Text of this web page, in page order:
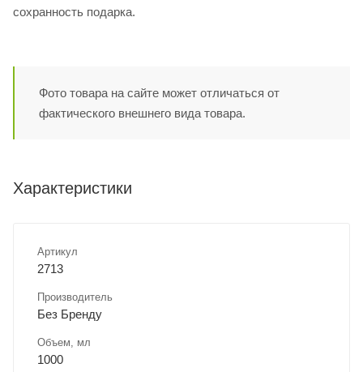
сохранность подарка.
Фото товара на сайте может отличаться от
фактического внешнего вида товара.
Характеристики
Артикул
2713
Производитель
Без Бренду
Объем, мл
1000